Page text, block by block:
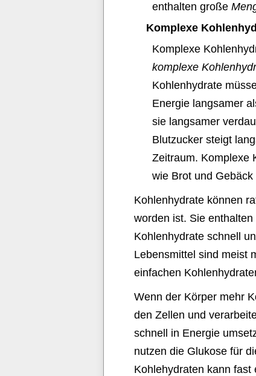
enthalten große
Komplexe
Komplexe
komplexe
Kohlenhydrate
Energie langsamer
sie langsamer
Blutzucker steigt
Zeitraum. Komplexe
wie Brot und
Kohlenhydrate können
worden ist. Sie
Kohlenhydrate schnell
Lebensmittel sind meist
einfachen
Wenn der Körper mehr
den Zellen und
schnell in Energie
nutzen die Glukose für
Kohlehydraten kann fast